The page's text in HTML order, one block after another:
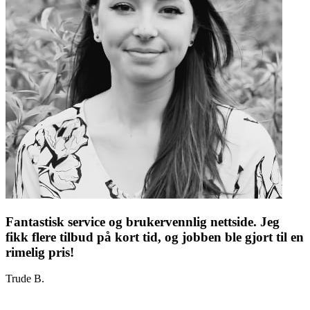
Fantastisk service og brukervennlig nettside. Jeg
fikk flere tilbud på kort tid, og jobben ble gjort til en
rimelig pris!
Trude B.